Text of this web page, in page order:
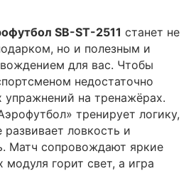
SB-ST-2511 станет не
но и полезным и
для вас. Чтобы
недостаточно
упражнений на тренажёрах.
тренирует логику,
ловкость и
Матч сопровождают яркие
модуля горит свет, а игра